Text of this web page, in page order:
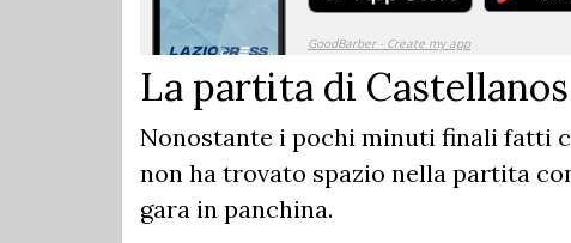
La partita di Castellanos
Nonostante i pochi minuti finali fatti
non ha trovato spazio nella partita
gara in panchina.